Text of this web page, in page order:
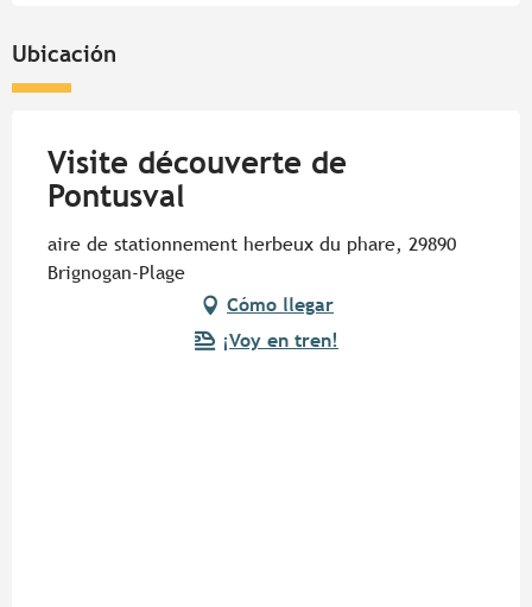
Ubicación
Visite découverte de
Pontusval
aire de stationnement herbeux du phare, 29890
Brignogan-Plage
Cómo llegar
¡Voy en tren!